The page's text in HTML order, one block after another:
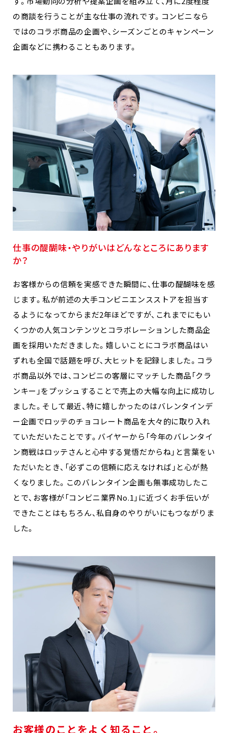
の商談を行うことが主な仕事の流れです。コンビニなら
ではのコラボ商品の企画や、シーズンごとのキャンペーン
企画などに携わることもあります。
仕事の醍醐味・やりがいはどんなところにあります
か？
お客様からの信頼を実感できた瞬間に、仕事の醍醐味を感
じます。私が前述の大手コンビニエンスストアを担当す
るようになってからまだ2年ほどですが、これまでにもい
くつかの人気コンテンツとコラボレーションした商品企
画を採用いただきました。嬉しいことにコラボ商品はい
ずれも全国で話題を呼び、大ヒットを記録しました。コラ
ボ商品以外では、コンビニの客層にマッチした商品「クラ
ンキー」をプッシュすることで売上の大幅な向上に成功し
ました。そして最近、特に嬉しかったのはバレンタインデ
ー企画でロッテのチョコレート商品を大々的に取り入れ
ていただいたことです。バイヤーから「今年のバレンタイ
ン商戦はロッテさんと心中する覚悟だからね」と言葉をい
ただいたとき、「必ずこの信頼に応えなければ」と心が熱
くなりました。このバレンタイン企画も無事成功したこ
とで、お客様が「コンビニ業界No.1」に近づくお手伝いが
できたことはもちろん、私自身のやりがいにもつながりま
した。
お客様のことをよく知ること。